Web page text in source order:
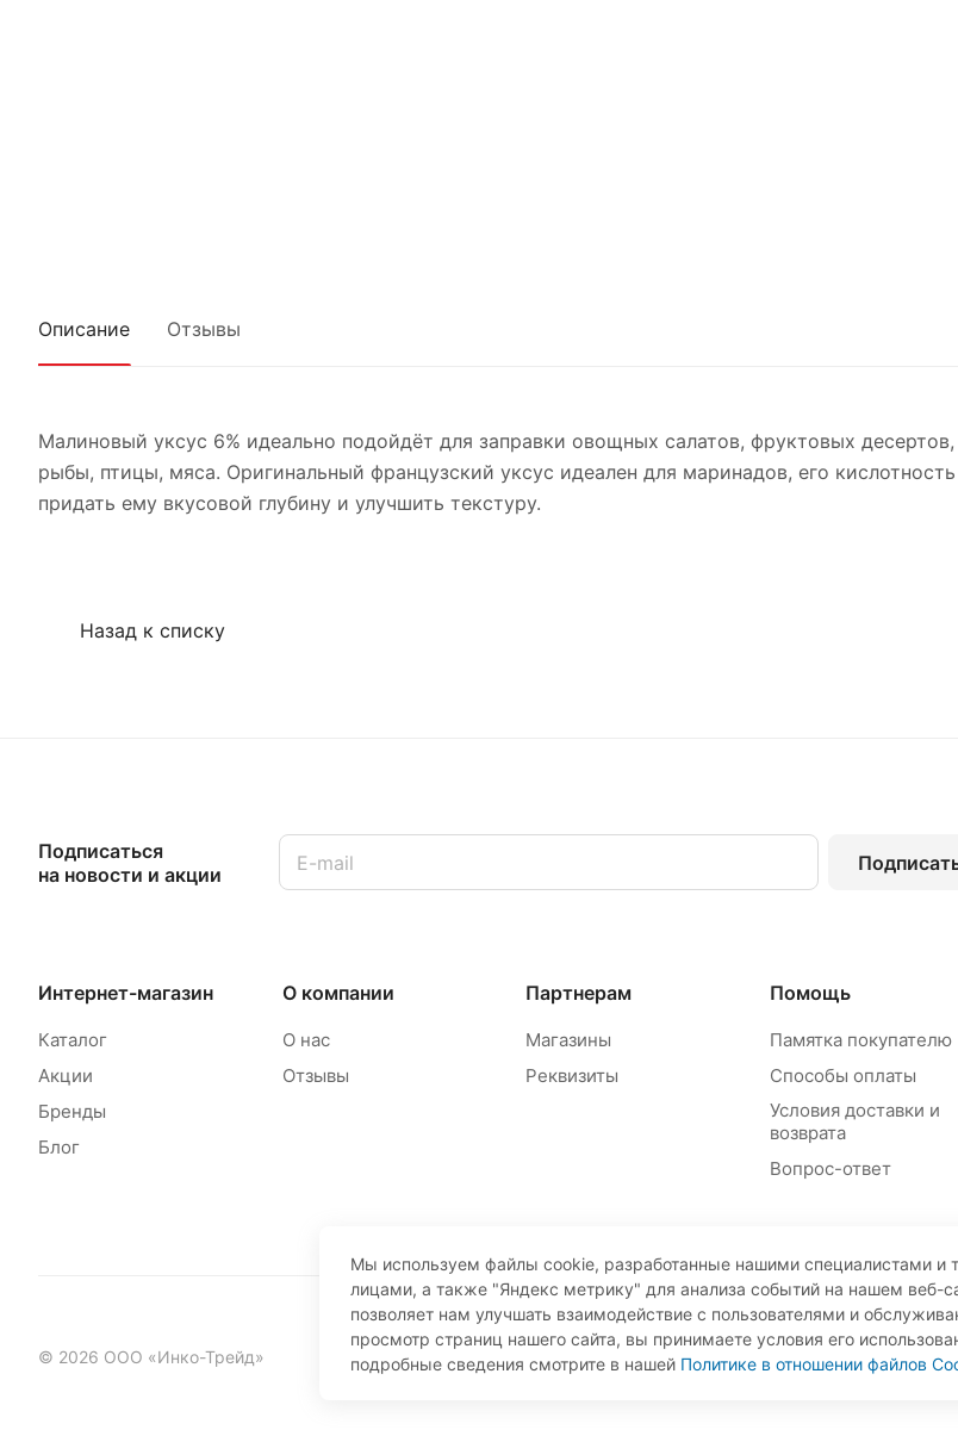
Описание Отзывы
Малиновый уксус 6% идеально подойдёт для заправки овощных салатов, фруктовых
рыбы, птицы, мяса. Оригинальный французский уксус идеален для маринадов, его
придать ему вкусовой глубину и улучшить текстуру.
Назад к списку
Подписаться
на новости и акции
Интернет-магазин
Каталог
Акции
Бренды
Блог
О компании
О нас
Отзывы
Партнерам
Магазины
Реквизиты
Помощь
Памятка покупателю
Способы оплаты
Условия доставки и
возврата
Вопрос-ответ
© 2026 ООО «Инко-Трейд»
Мы используем файлы cookie, разработанные нашими специалистами и
лицами, а также "Яндекс метрику" для анализа событий на нашем веб-
позволяет нам улучшать взаимодействие с пользователями и
просмотр страниц нашего сайта, вы принимаете условия его
подробные сведения смотрите в нашей Политике в отношении файлов